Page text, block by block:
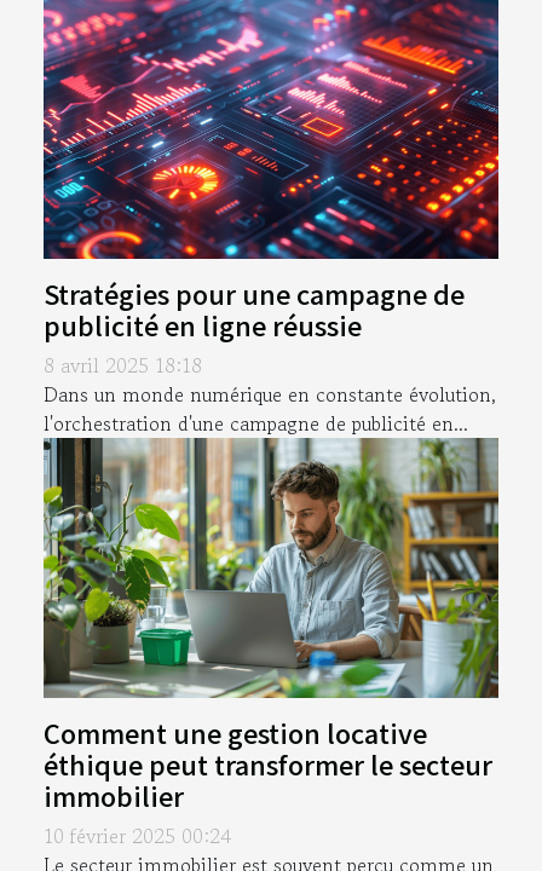
Stratégies pour une campagne de
publicité en ligne réussie
8 avril 2025 18:18
Dans un monde numérique en constante évolution,
l'orchestration d'une campagne de publicité en...
Comment une gestion locative
éthique peut transformer le secteur
immobilier
10 février 2025 00:24
Le secteur immobilier est souvent perçu comme un